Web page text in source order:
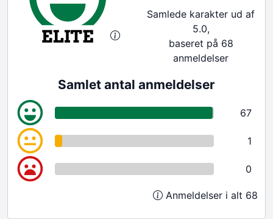
Samlede karakter ud af
5.0,
baseret på 68
anmeldelser
Samlet antal anmeldelser
67
1
0
Anmeldelser i alt 68